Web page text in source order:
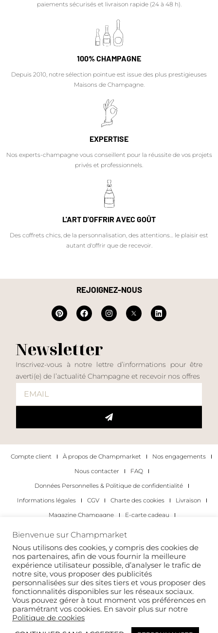
paiements sécurisés et livraison rapide (24 à 48 h).
100% CHAMPAGNE
Depuis 2010, notre sélection pointue est issue des plus prestigieuses
Maisons de Champagne.
EXPERTISE
Nos experts-champagne vous conseillent pour la réussite de vos projets
privés et professionnels.
L'ART D'OFFRIR AVEC GOÛT
Des coffrets chics, de la personnalisation, des attentions… le plaisir est
autant d'offrir que de recevoir.
REJOIGNEZ-NOUS
Newsletter
Inscrivez-vous à notre lettre d’informations pour être
averti(e) de l’actualité Champagne et recevoir nos offres
Compte client À propos de Champmarket
Nos engagements
Nous contacter
FAQ
Données Personnelles & Politique de confidentialité
Informations légales
CGV Charte des cookies
Livraison
Magazine Champagne
E-carte cadeau
Les occasions pour déguster du champagne
Pour les particuliers
Pour les entreprises
Copyright 2022 © tous droits réservés. Champmarket.
Bienvenue sur Champmarket
Nous utilisons des cookies, y compris des cookies de
nos partenaires, afin de vous fournir la meilleure
expérience utilisateur possible, d’analyser le trafic de
notre site, vous proposer des publicités
personnalisées sur des sites tiers et vous proposer des
fonctionnalités disponibles sur les réseaux sociaux.
Vous pouvez gérer à tout moment vos préférences en
paramétrant vos cookies. En savoir plus sur notre
Politique de cookies